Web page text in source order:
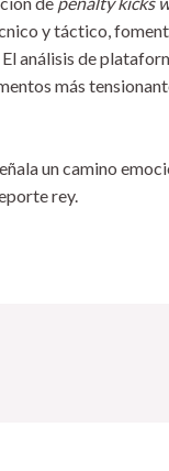
y táctico,
análisis de
más
un camino
rey.